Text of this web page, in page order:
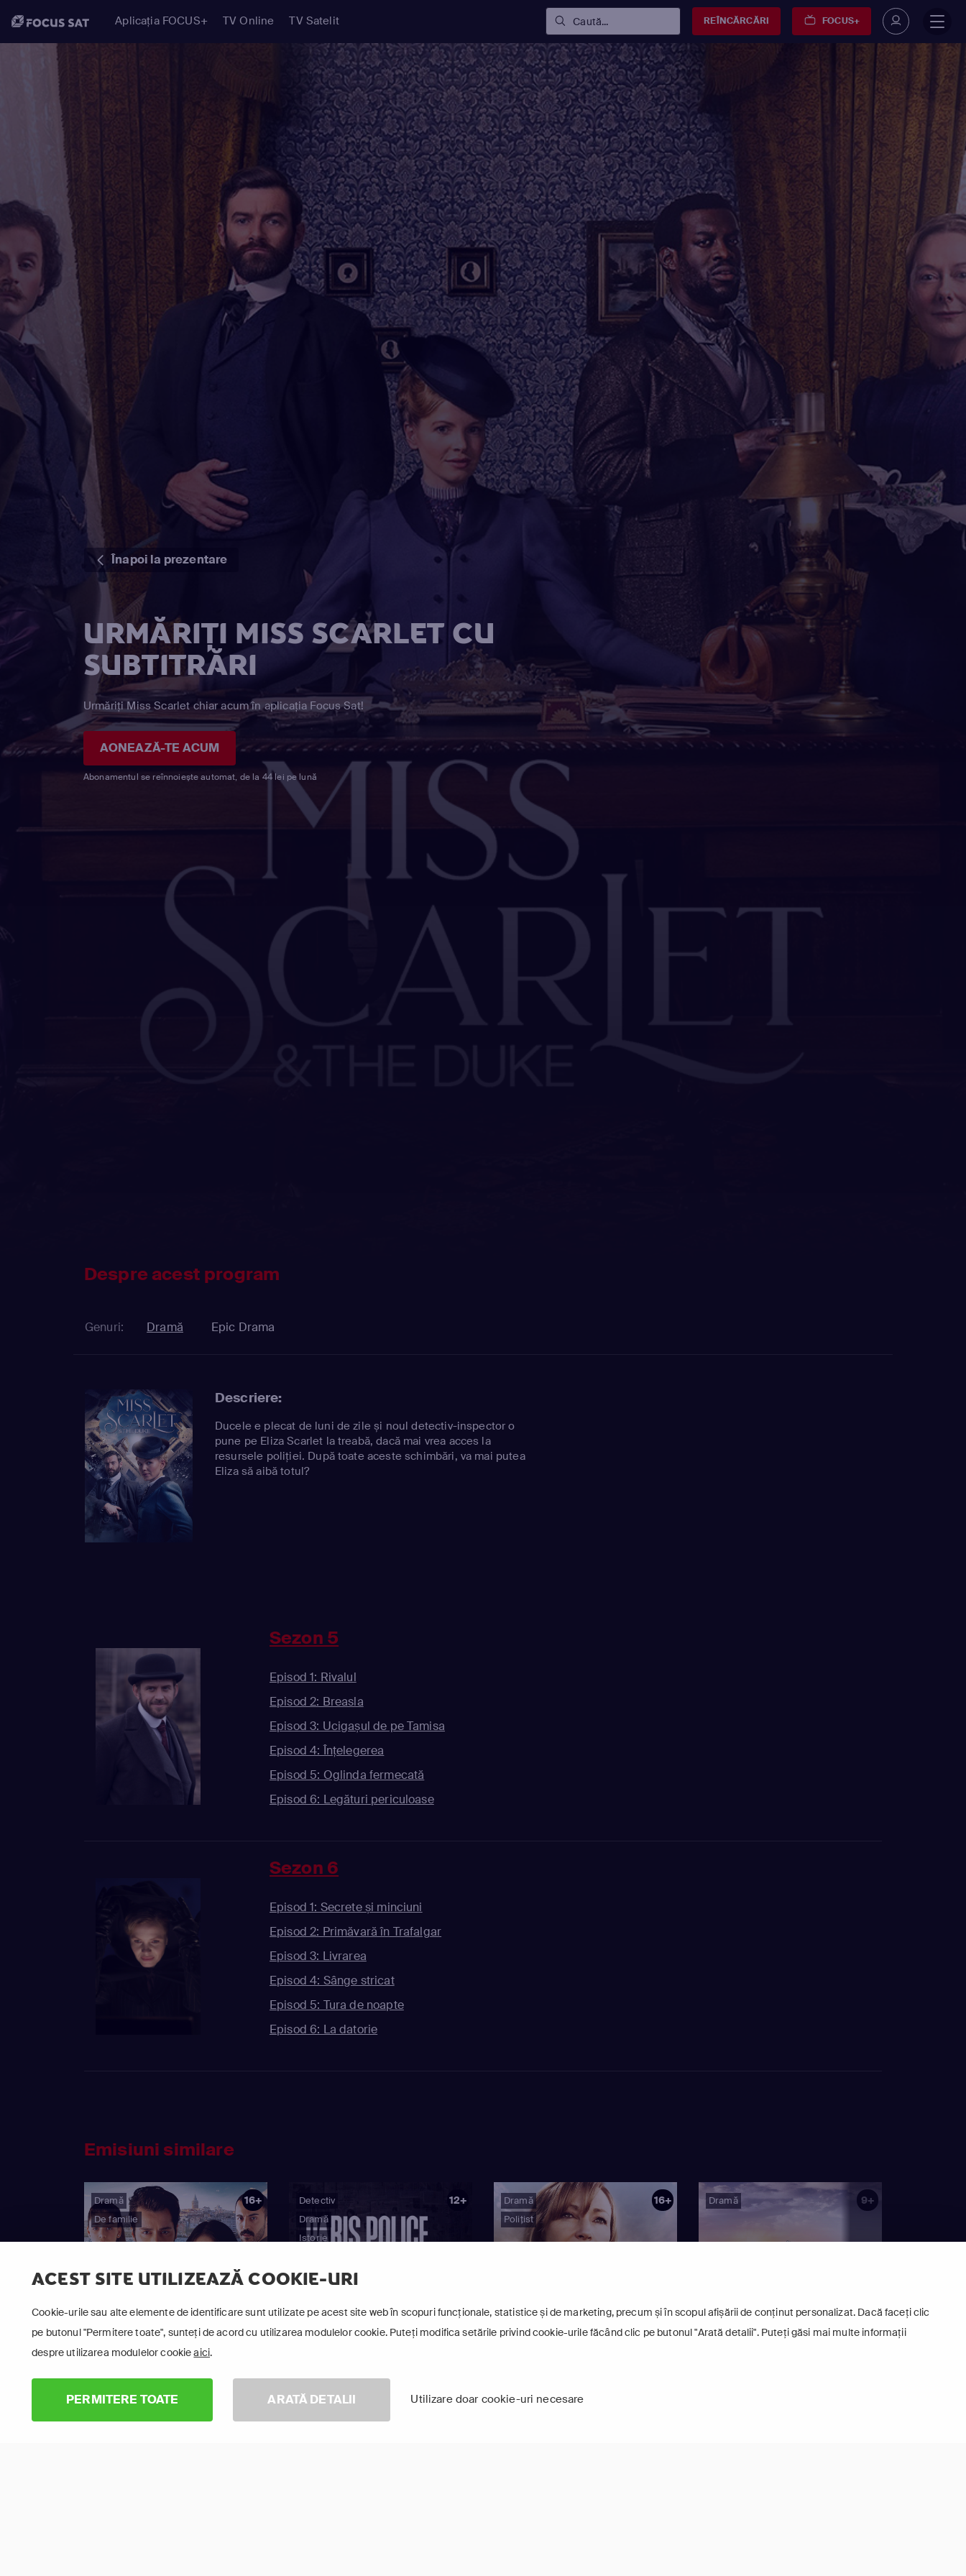
ACEST SITE UTILIZEAZĂ COOKIE-URI
Cookie-urile sau alte elemente de identificare sunt utilizate pe acest site web în scopuri funcționale, statistice și de marketing, precum și în scopul afișării de conținut personalizat. Dacă faceți clic
pe butonul "Permitere toate", sunteți de acord cu utilizarea modulelor cookie. Puteți modifica setările privind cookie-urile făcând clic pe butonul "Arată detalii". Puteți găsi mai multe informații
despre utilizarea modulelor cookieaici.
PERMITERE TOATE ARATĂ DETALII Utilizare doar cookie-uri necesare
Aplicația FOCUS+ TV Online TV Satelit Caută... REÎNCĂRCĂRI FOCUS+
Înapoi la prezentare
URMĂRIȚI MISS SCARLET CU
SUBTITRĂRI
Urmăriți Miss Scarlet chiar acum în aplicația Focus Sat!
AONEAZĂ-TE ACUM
Abonamentul se reînnoiește automat, de la 44 lei pe lună
Despre acest program
Genuri: Dramă Epic Drama
Descriere:
Ducele e plecat de luni de zile și noul detectiv-inspector o
pune pe Eliza Scarlet la treabă, dacă mai vrea acces la
resursele poliției. După toate aceste schimbări, va mai putea
Eliza să aibă totul?
Sezon 5
Episod 1: Rivalul
Episod 2: Breasla
Episod 3: Ucigașul de pe Tamisa
Episod 4: Înțelegerea
Episod 5: Oglinda fermecată
Episod 6: Legături periculoase
Sezon 6
Episod 1: Secrete și minciuni
Episod 2: Primăvară în Trafalgar
Episod 3: Livrarea
Episod 4: Sânge stricat
Episod 5: Tura de noapte
Episod 6: La datorie
Emisiuni similare
Dramă
De familie
16+
Detectiv
Dramă
Istorie
12+
Dramă
Polițist
16+ Dramă 9+